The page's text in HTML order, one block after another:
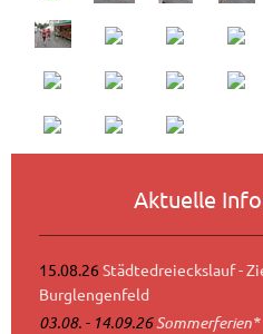
Aktuelle
15.08.26Städtedreieckslauf -
Burglengenfeld
03.08. - 14.09.26Sommerferien*